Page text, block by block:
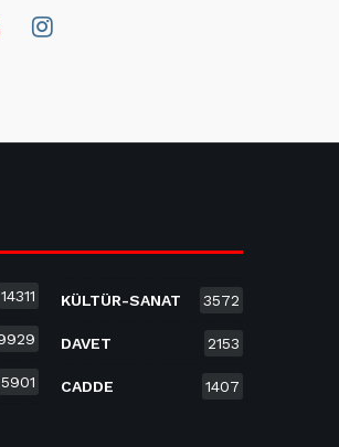
14311
5901
KÜLTÜR-SANAT 3572
DAVET 2153
CADDE 1407